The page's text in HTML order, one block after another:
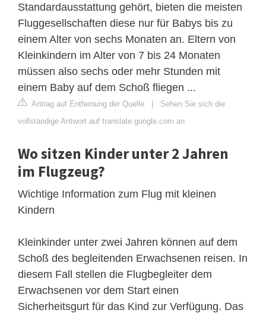
Standardausstattung gehört, bieten die meisten
Fluggesellschaften diese nur für Babys bis zu
einem Alter von sechs Monaten an. Eltern von
Kleinkindern im Alter von 7 bis 24 Monaten
müssen also sechs oder mehr Stunden mit
einem Baby auf dem Schoß fliegen ...
Antrag auf Entfernung der Quelle | Sehen Sie sich die
vollständige Antwort auf translate.google.com an
Wo sitzen Kinder unter 2 Jahren
im Flugzeug?
Wichtige Information zum Flug mit kleinen
Kindern
Kleinkinder unter zwei Jahren können auf dem
Schoß des begleitenden Erwachsenen reisen. In
diesem Fall stellen die Flugbegleiter dem
Erwachsenen vor dem Start einen
Sicherheitsgurt für das Kind zur Verfügung. Das